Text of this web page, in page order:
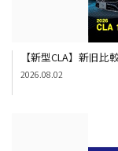
【新型CLA】新旧比
2026.08.02